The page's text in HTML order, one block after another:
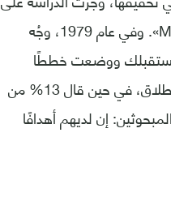
عدد من الحاصلين على ماجستير في إدارة الأعمال من جامعة هارفارد «MBA». وفي عام 1979، وجُه
ووضعت خططًا
لتحقيقها؟»، وقال 84% من المبحوثين: إنهم ليس لديهم أهداف على الإطلاق، في حين قال 13% من
ولكنها «غير مكتوبة»، في حين قال 3% من المبحوثين: إن لديهم أهدافًا